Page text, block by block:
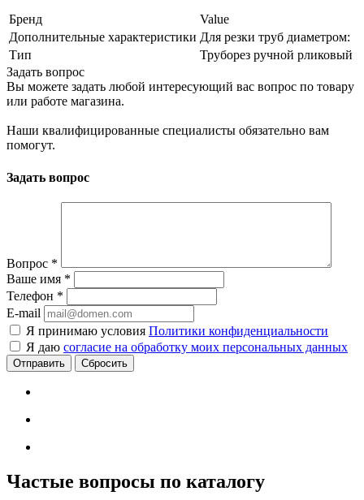
Бренд
Value
Дополнительные характеристики Для резки труб диаметром:
Тип
Труборез ручной рликовый
Задать вопрос
Вы можете задать любой интересующий вас вопрос по товару
или работе магазина.
Наши квалифицированные специалисты обязательно вам
помогут.
Задать вопрос
Вопрос *
Ваше имя *
Телефон *
E-mail
Я принимаю условия Политики конфиденциальности
Я даю согласие на обработку моих персональных данных
Сбросить
Частые вопросы по каталогу